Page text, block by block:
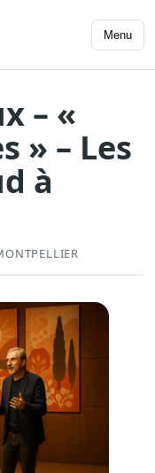
Menu
– «
» – Les
à